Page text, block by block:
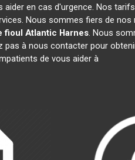
en cas d'urgence. Nos
Nous sommes fiers de nos
fioul Atlantic Harnes. Nous
à nous contacter pour
de vous aider à